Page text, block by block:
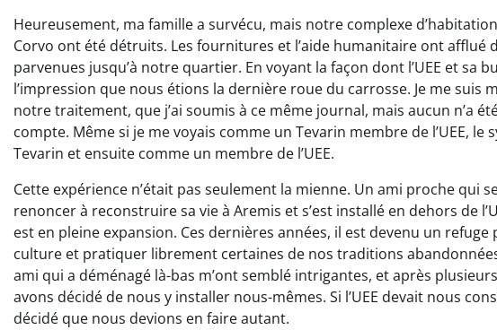
Heureusement, ma famille a survécu, mais notre complexe
Corvo ont été détruits. Les fournitures et l’aide humanitaire ont afflué
parvenues jusqu’à notre quartier. En voyant la façon dont l’UEE et sa
l’impression que nous étions la dernière roue du carrosse. Je me suis
notre traitement, que j’ai soumis à ce même journal, mais aucun n’a
compte. Même si je me voyais comme un Tevarin membre de l’UEE,
Tevarin et ensuite comme un membre de l’UEE.
Cette expérience n’était pas seulement la mienne. Un ami proche qui
renoncer à reconstruire sa vie à Aremis et s’est installé en dehors de
est en pleine expansion. Ces dernières années, il est devenu un
culture et pratiquer librement certaines de nos traditions
ami qui a déménagé là-bas m’ont semblé intrigantes, et après
avons décidé de nous y installer nous-mêmes. Si l’UEE devait nous
décidé que nous devions en faire autant.